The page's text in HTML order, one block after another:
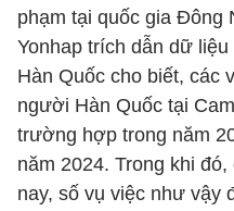
phạm tại quốc gia Đông
Yonhap trích dẫn dữ
Hàn Quốc cho biết, các
người Hàn Quốc tại
trường hợp trong năm
năm 2024. Trong khi
nay, số vụ việc như vậy